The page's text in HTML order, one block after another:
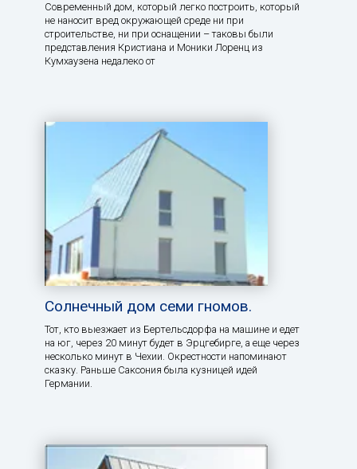
Современный дом, который легко построить, который
не наносит вред окружающей среде ни при
строительстве, ни при оснащении – таковы были
представления Кристиана и Моники Лоренц из
Кумхаузена недалеко от
Солнечный дом семи гномов.
Тот, кто выезжает из Бертельсдорфа на машине и едет
на юг, через 20 минут будет в Эрцгебирге, а еще через
несколько минут в Чехии. Окрестности напоминают
сказку. Раньше Саксония была кузницей идей
Германии.